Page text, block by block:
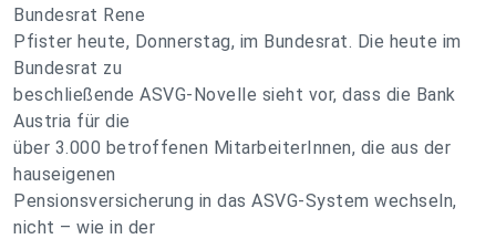
Bundesrat Rene
Pfister heute, Donnerstag, im Bundesrat. Die heute im
Bundesrat zu
beschließende ASVG-Novelle sieht vor, dass die Bank
Austria für die
über 3.000 betroffenen MitarbeiterInnen, die aus der
hauseigenen
Pensionsversicherung in das ASVG-System wechseln,
nicht – wie in der